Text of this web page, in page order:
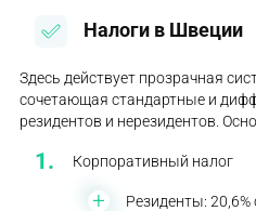
Налоги в Швеции
Здесь действует прозрачная
сочетающая стандартные и
резидентов и нерезидентов.
Корпоративный налог
Резиденты: 20,6%